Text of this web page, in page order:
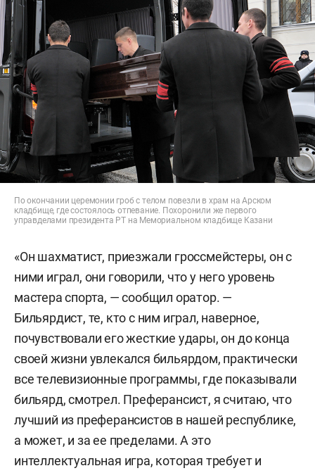
По окончании церемонии гроб с телом повезли в храм на Арском
кладбище, где состоялось отпевание. Похоронили же первого
управделами президента РТ на Мемориальном кладбище Казани
«Он шахматист, приезжали гроссмейстеры, он с
ними играл, они говорили, что у него уровень
мастера спорта, — сообщил оратор. —
Бильярдист, те, кто с ним играл, наверное,
почувствовали его жесткие удары, он до конца
своей жизни увлекался бильярдом, практически
все телевизионные программы, где показывали
бильярд, смотрел. Преферансист, я считаю, что
лучший из преферансистов в нашей республике,
а может, и за ее пределами. А это
интеллектуальная игра, которая требует и